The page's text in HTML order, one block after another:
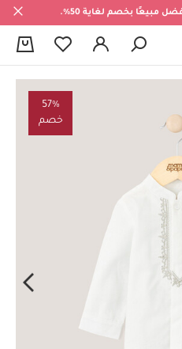
مبيعًا بخصم لغاية 50%.
57%
خصم